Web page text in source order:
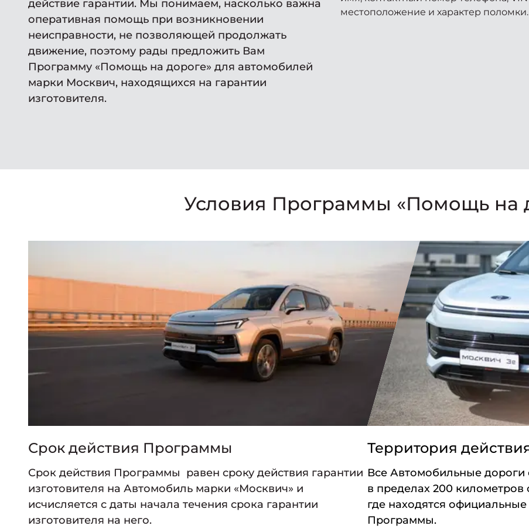
действие гарантии. Мы понимаем, насколько важна
оперативная помощь при возникновении
неисправности, не позволяющей продолжать
движение, поэтому рады предложить Вам
Программу «Помощь на дороге» для автомобилей
марки Москвич, находящихся на гарантии
изготовителя.
местоположение и характер поломки.
Условия Программы «Помощь на
Срок действия Программы
Срок действия Программы равен сроку действия гарантии
изготовителя на Автомобиль марки «Москвич» и
исчисляется с даты начала течения срока гарантии
изготовителя на него.
Территория
Все Автомобильные
в пределах 200
где находятся
Программы.